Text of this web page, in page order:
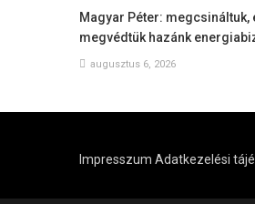
Magyar Péter: megcsináltuk,
megvédtük hazánk
augusztus 6, 2026
Impresszum Adatkezelési